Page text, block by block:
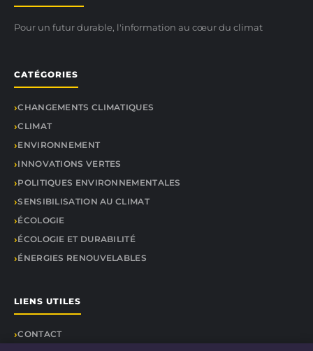
Pour un futur durable, l'information au cœur du climat
CATÉGORIES
CHANGEMENTS CLIMATIQUES
CLIMAT
ENVIRONNEMENT
INNOVATIONS VERTES
POLITIQUES ENVIRONNEMENTALES
SENSIBILISATION AU CLIMAT
ÉCOLOGIE
ÉCOLOGIE ET DURABILITÉ
ÉNERGIES RENOUVELABLES
LIENS UTILES
CONTACT